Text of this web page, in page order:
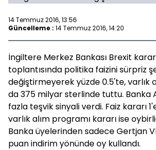
14 Temmuz 2016, 13:56
Güncelleme : 14 Temmuz 2016, 14:20
İngiltere Merkez Bankası Brexit
toplantısında politika faizini sürpriz
değiştirmeyerek yüzde 0.5'te, varlık
da 375 milyar sterlinde tuttu. Banka
fazla teşvik sinyali verdi. Faiz kararı
varlık alım programı kararı ise
Banka üyelerinden sadece Gertjan
puan indirim yönünde oy kullandı.